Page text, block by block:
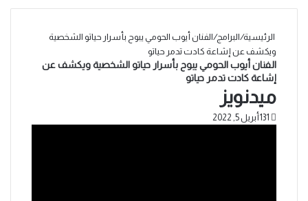
الرئيسية/البرامج/الفنان أيوب الحومي يبوح بأسرار حياتو الشخصية
ويكشف عن إشاعة كادت تدمر حياتو
الفنان أيوب الحومي يبوح بأسرار حياتو الشخصية ويكشف عن
إشاعة كادت تدمر حياتو
ميدنويز
أبريل 5, 2022